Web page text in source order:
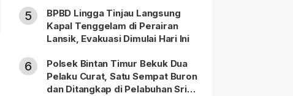
5
BPBD Lingga Tinjau Langsung
Kapal Tenggelam di Perairan
Lansik, Evakuasi Dimulai Hari Ini
6
Polsek Bintan Timur Bekuk Dua
Pelaku Curat, Satu Sempat Buron
dan Ditangkap di Pelabuhan Sri